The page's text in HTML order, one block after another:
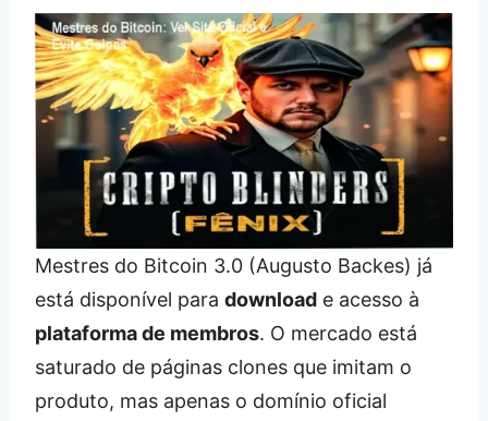
Mestres do Bitcoin 3.0 (Augusto Backes) já
está disponível para download e acesso à
plataforma de membros. O mercado está
saturado de páginas clones que imitam o
produto, mas apenas o domínio oficial